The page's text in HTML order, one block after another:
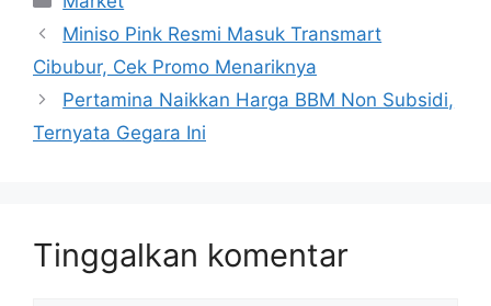
Miniso Pink Resmi Masuk Transmart
Cibubur, Cek Promo Menariknya
Pertamina Naikkan Harga BBM Non Subsidi,
Ternyata Gegara Ini
Tinggalkan komentar